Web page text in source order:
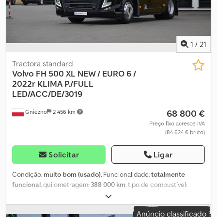
1 / 21
Gniezno 2 456 km
Tractora standard
Volvo FH 500 XL NEW / EURO 6 /
2022r KLIMA P./FULL
LED/ACC/DE/3019
68 800 €
Preço fixo acresce IVA
(84 624 € bruto)
Solicitar Ligar
Condição: muito bom (usado), Funcionalidade:totalmente
funcional, quilometragem: 388 000 km, tipo de combustível:
, Ano de fabrico:2022
SMUSZKIEWICZ OFERECE: Unidade Tratora 4x2 VOLVO FH 5 500
CV Cabine XL Novo Modelo Versão Standard Euro 6E Ano de
Anúncio classificado